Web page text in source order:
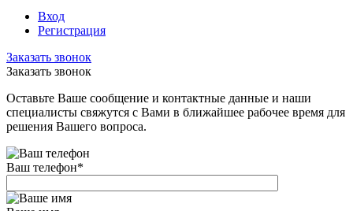
Вход
Регистрация
Заказать звонок
Заказать звонок
Оставьте Ваше сообщение и контактные данные и наши
специалисты свяжутся с Вами в ближайшее рабочее время для
решения Вашего вопроса.
Ваш телефон*